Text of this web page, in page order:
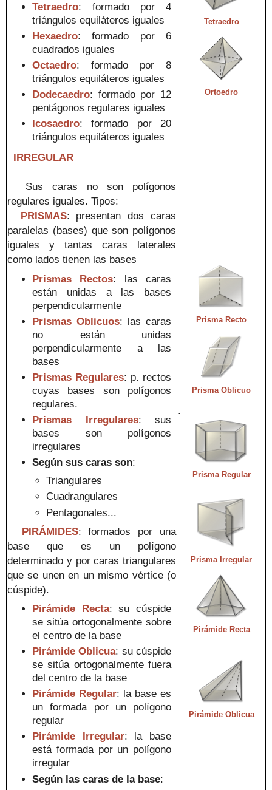
Tetraedro: formado por 4
triángulos equiláteros iguales
Hexaedro: formado por 6
cuadrados iguales
Octaedro: formado por 8
triángulos equiláteros iguales
Dodecaedro: formado por 12
pentágonos regulares iguales
Icosaedro:formado por 20
triángulos equiláteros iguales
Tetraedro
Ortoedro
IRREGULAR
Sus caras no son polígonos
regulares iguales. Tipos:
PRISMAS: presentan dos caras
paralel as (bases) que son polígonos
iguales y tantas caras laterales
como lados tienen las bases
Prismas Rectos: las caras
están unidas a las bases
perpendicularmente
Prismas Oblicuos: las caras
no están unidas
perpendicularmente a las
bases
Prismas Regulares: p. rectos
cuyas bases son polígonos
regulares.
Prismas Irregulares: sus
bases son polígonos
irregulares
Según sus caras son:
Triangulares
Cuadrangulares
Pentagonales...
PIRÁMIDES:formados por una
base que es un polígono
determinado y por caras triangulares
que se unen en un mismo vértice (o
cúspide).
Pirámide Recta: su cúspide
se sitúa ortogonalmente sobre
el centro de la base
Pirámide Oblicua: su cúspide
se sitúa ortogonalmente fuera
del centro de la base
Pirámide Regular: la base es
unformada por un pol ígono
regular
Pirámide
Irregular: la base
está formada por un polígono
irregular
Según las caras de la base:
Prisma Recto
Prisma Oblicuo
.
Prisma Regular
Prisma Irregular
Pirámide Recta
Pirámide Oblicua